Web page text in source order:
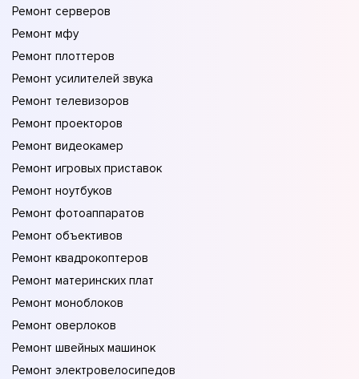
Ремонт серверов
Ремонт мфу
Ремонт плоттеров
Ремонт усилителей звука
Ремонт телевизоров
Ремонт проекторов
Ремонт видеокамер
Ремонт игровых приставок
Ремонт ноутбуков
Ремонт фотоаппаратов
Ремонт объективов
Ремонт квадрокоптеров
Ремонт материнских плат
Ремонт моноблоков
Ремонт оверлоков
Ремонт швейных машинок
Ремонт электровелосипедов